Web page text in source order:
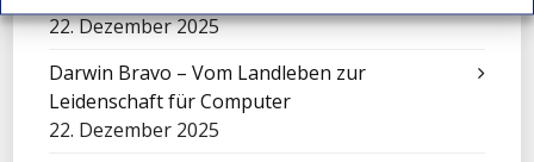
22. Dezember 2025
Darwin Bravo – Vom Landleben zur
Leidenschaft für Computer
22. Dezember 2025